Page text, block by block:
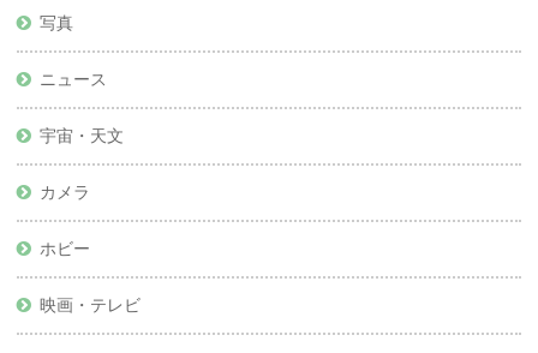
写真
ニュース
宇宙・天文
カメラ
ホビー
映画・テレビ